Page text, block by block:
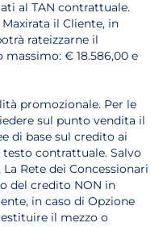
al TAN contrattuale.
il Cliente, in
rateizzarne il
€ 18.586,00 e
promozionale. Per le
sul punto vendita il
di base sul credito ai
testo contrattuale. Salvo
Rete dei Concessionari
del credito NON in
in caso di Opzione
il mezzo o